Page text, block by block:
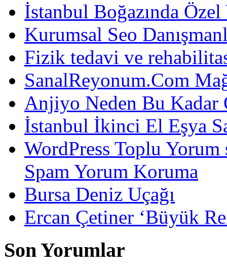
İstanbul Boğazında
Kurumsal Seo
Fizik tedavi ve
SanalReyonum.Com
Anjiyo Neden Bu Kadar
İstanbul İkinci El Eşya
WordPress Toplu
Spam Yorum Koruma
Bursa Deniz Uçağı
Ercan Çetiner ‘Büyük
Son Yorumlar